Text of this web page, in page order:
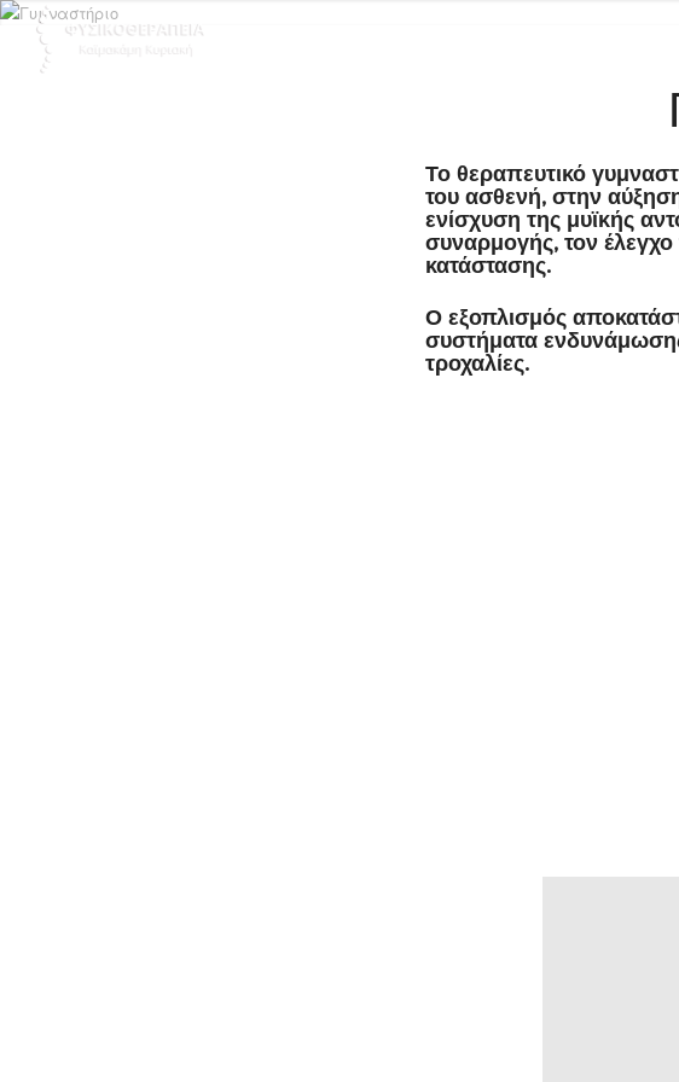
Το θεραπευτικό
του ασθενή, στην
ενίσχυση της μυϊκής
συναρμογής, τον
κατάστασης.
Ο εξοπλισμός
συστήματα
τροχαλίες.